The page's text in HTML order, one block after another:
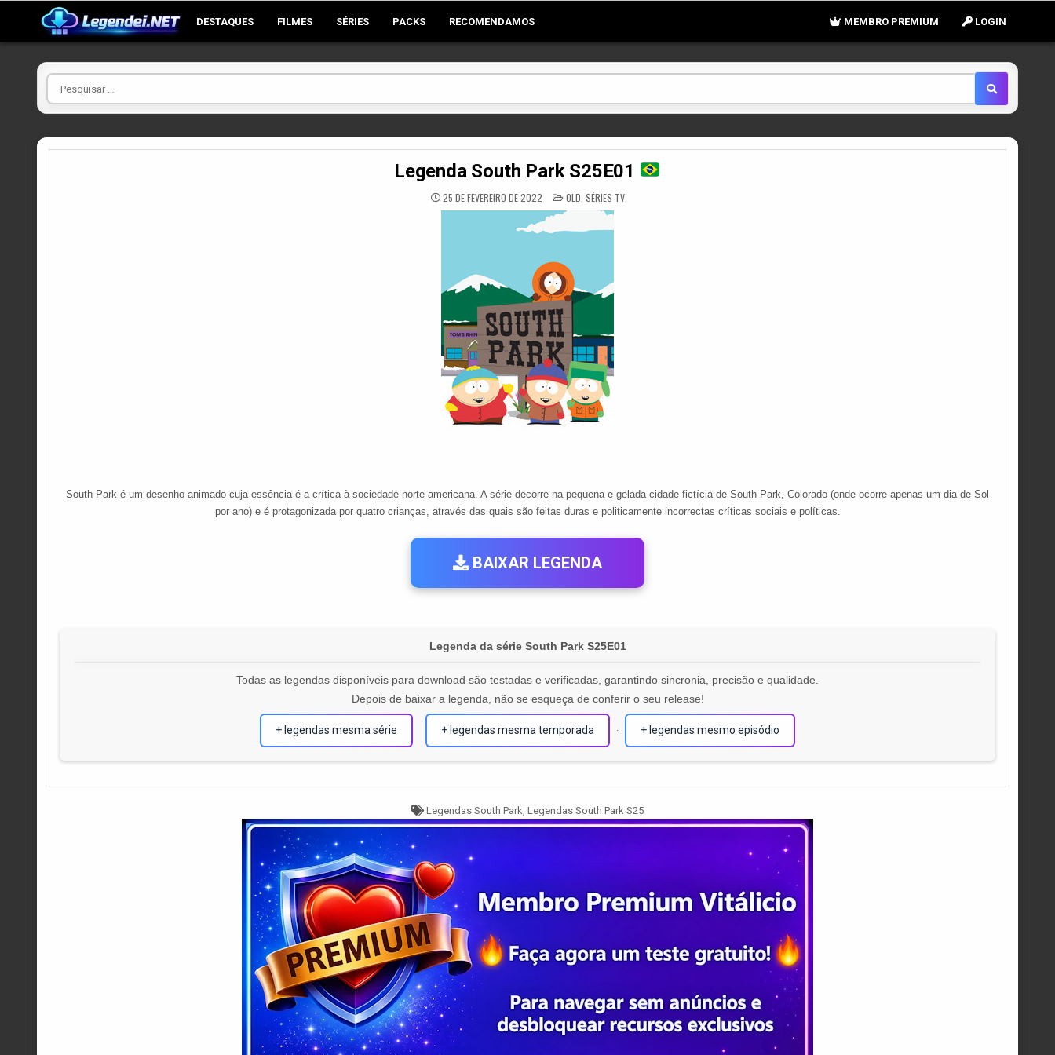
DESTAQUES FILMES SÉRIES PACKS RECOMENDAMOS LOGIN
MEMBRO PREMIUM
Pesquisar
por
Legenda South Park S25E01
25 DE FEVEREIRO DE 2022 POSTED
IN
OLD SÉRIES TV
South Park é um desenho animado cuja essência é a crítica à sociedade norte-americana. A série decorre na pequena e gelada cidade fictícia de South Park, Colorado (onde ocorre apenas um dia de Sol
por ano) e é protagonizada por quatro crianças, através das quais são feitas duras e politicamente incorrectas críticas sociais e políticas.
BAIXAR LEGENDA
Legenda da série South Park S25E01
Todas as legendas disponíveis para download são testadas e verificadas, garantindo sincronia, precisão e qualidade.
Depois de baixar a legenda, não se esqueça de conferir o seu release!
+ legendas mesma série + legendas mesma temporada · + legendas mesmo episódio
Tagged
Legendas South Park Legendas South Park S25